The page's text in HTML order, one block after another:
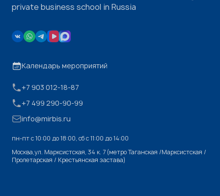
private business school in Russia
Календарь мероприятий
+7 903 012-18-87
+7 499 290-90-99
info@mirbis.ru
пн-пт с 10:00 до 18:00, cб с 11:00 до 14:00
Москва,ул. Марксистская, 34 к. 7 (метро Таганская /Марксистская /
Пролетарская / Крестьянская застава)